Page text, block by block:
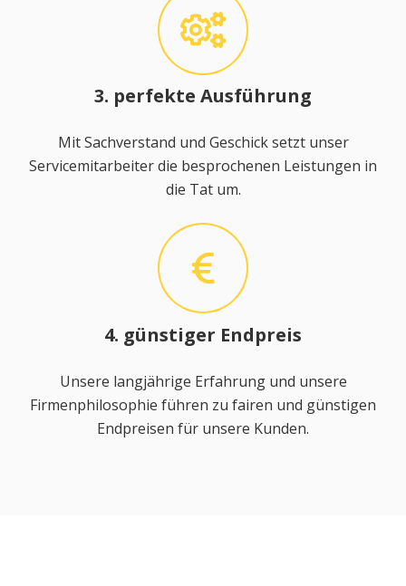
3. perfekte Ausführung
Mit Sachverstand und Geschick setzt unser
Servicemitarbeiter die besprochenen Leistungen in
die Tat um.
4. günstiger Endpreis
Unsere langjährige Erfahrung und unsere
Firmenphilosophie führen zu fairen und günstigen
Endpreisen für unsere Kunden.